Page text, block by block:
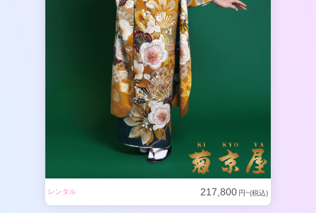
レンタル 217,800 円~(税込)